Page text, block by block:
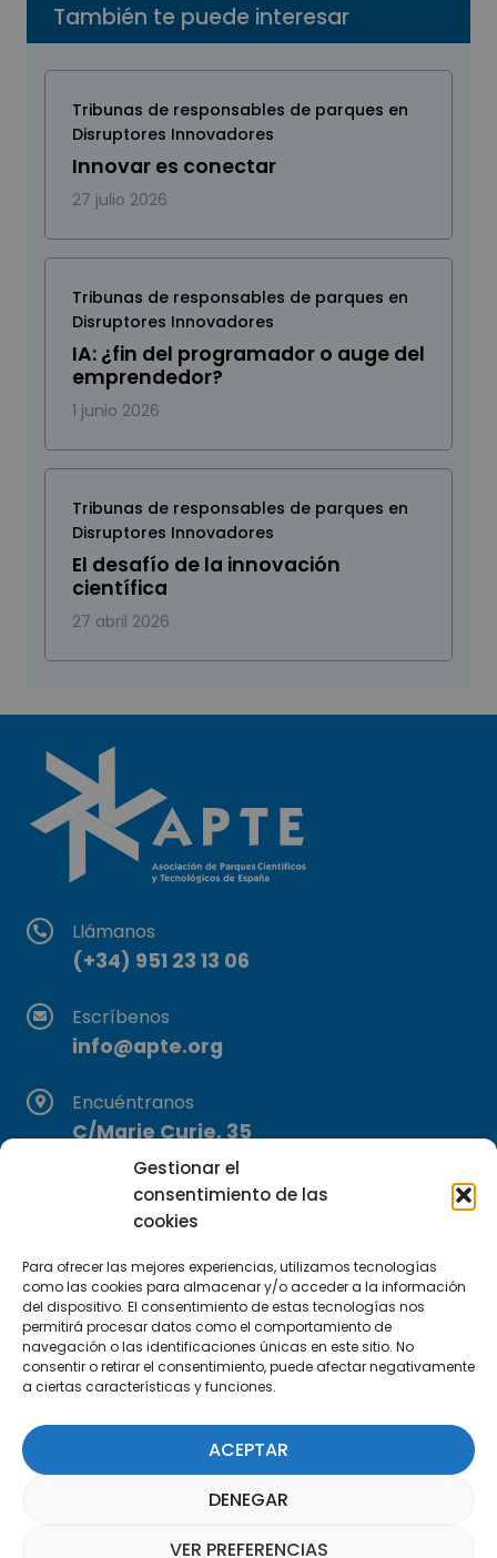
Gestionar el
consentimiento de las
cookies
Para ofrecer las mejores experiencias, utilizamos tecnologías
como las cookies para almacenar y/o acceder a la información
del dispositivo. El consentimiento de estas tecnologías nos
permitirá procesar datos como el comportamiento de
navegación o las identificaciones únicas en este sitio. No
consentir o retirar el consentimiento, puede afectar negativamente
a ciertas características y funciones.
ACEPTAR
DENEGAR
VER PREFERENCIAS
También te puede interesar
Tribunas de responsables de parques en
Disruptores Innovadores
Innovar es conectar
27 julio 2026
Tribunas de responsables de parques en
Disruptores Innovadores
IA: ¿fin del programador o auge del
emprendedor?
1 junio 2026
Tribunas de responsables de parques en
Disruptores Innovadores
El desafío de la innovación
científica
27 abril 2026
Llámanos
(+34) 951 23 13 06
Escríbenos
info@apte.org
Encuéntranos
C/Marie Curie, 35
29590 Campanillas, Málaga
Suscríbete a nuestra Newsletter
SUSCRÍBETE AQUÍ